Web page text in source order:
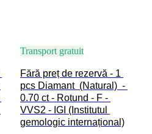
Transport gratuit
Fără preț de rezervă - 1
pcs Diamant  (Natural)  -
0.70 ct - Rotund - F -
VVS2 - IGI (Institutul
gemologic internațional)